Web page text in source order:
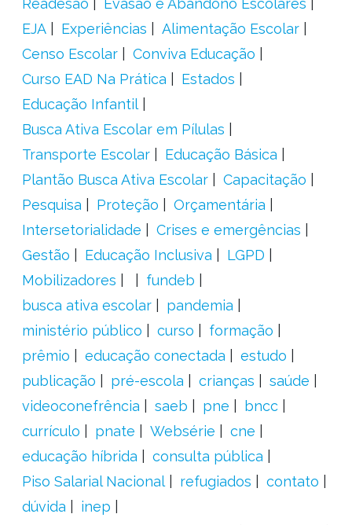
Readesão
Evasão e Abandono Escolares
EJA
Experiências
Alimentação Escolar
Censo Escolar
Conviva Educação
Curso EAD Na Prática
Estados
Educação Infantil
Busca Ativa Escolar em Pílulas
Transporte Escolar
Educação Básica
Plantão Busca Ativa Escolar
Capacitação
Pesquisa
Proteção
Orçamentária
Intersetorialidade
Crises e emergências
Gestão
Educação Inclusiva
LGPD
Mobilizadores
fundeb
busca ativa escolar
pandemia
ministério público
curso
formação
prêmio
educação conectada
estudo
publicação
pré-escola crianças
saúde
videoconefrência
saeb pne
bncc
currículo
pnate Websérie
cne
educação híbrida
consulta pública
Piso Salarial Nacional
refugiados
contato
dúvida
inep